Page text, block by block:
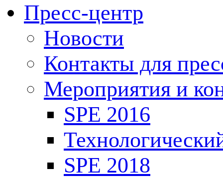
Пресс-центр
Новости
Контакты для
Мероприятия и
SPE 2016
SPE 2018